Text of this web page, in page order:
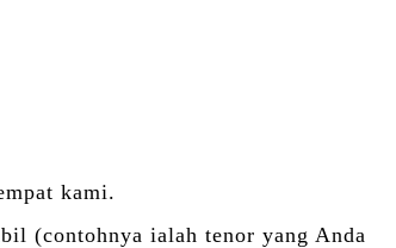
kami.
(contohnya ialah tenor yang Anda